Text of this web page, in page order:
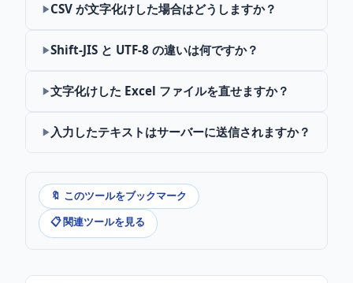
CSV が文字化けした場合はどうしますか？
Shift-JIS と UTF-8 の違いは何ですか？
文字化けした Excel ファイルを直せますか？
入力したテキストはサーバーに送信されますか？
🔖 このツールをブックマーク
📋 関連ツールを見る